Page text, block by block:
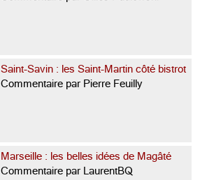
Saint-Savin : les Saint-Martin côté bistrot
Commentaire par Pierre Feuilly
Marseille : les belles idées de Magâté
Commentaire par LaurentBQ